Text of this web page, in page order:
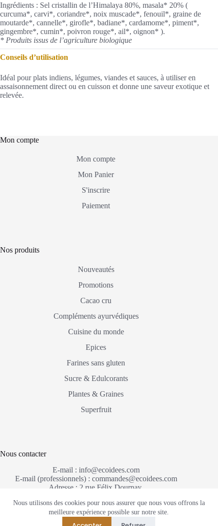
Nous utilisons des cookies pour nous assurer que nous vous offrons la
meilleure expérience possible sur notre site.
Ingrédients : Sel cristallin de l’Himalaya 80%, masala* 20% (
curcuma*, carvi*, coriandre*, noix muscade*, fenouil*, graine de
moutarde*, cannelle*, girofle*, badiane*, cardamome*, piment*,
gingembre*, cumin*, poivron rouge*, ail*, oignon* ).
* Produits issus de l’agriculture biologique
Conseils d’utilisation
Idéal pour plats indiens, légumes, viandes et sauces, à utiliser en
assaisonnement direct ou en cuisson et donne une saveur exotique et
relevée.
Mon compte
Mon compte
Mon Panier
S'inscrire
Paiement
Nos produits
Nouveautés
Promotions
Cacao cru
Compléments ayurvédiques
Cuisine du monde
Epices
Farines sans gluten
Sucre & Edulcorants
Plantes & Graines
Superfruit
Nous contacter
E-mail : info@ecoidees.com
E-mail (professionnels) : commandes@ecoidees.com
Adresse : 2 rue Félix Dournay,
Mentions Légales